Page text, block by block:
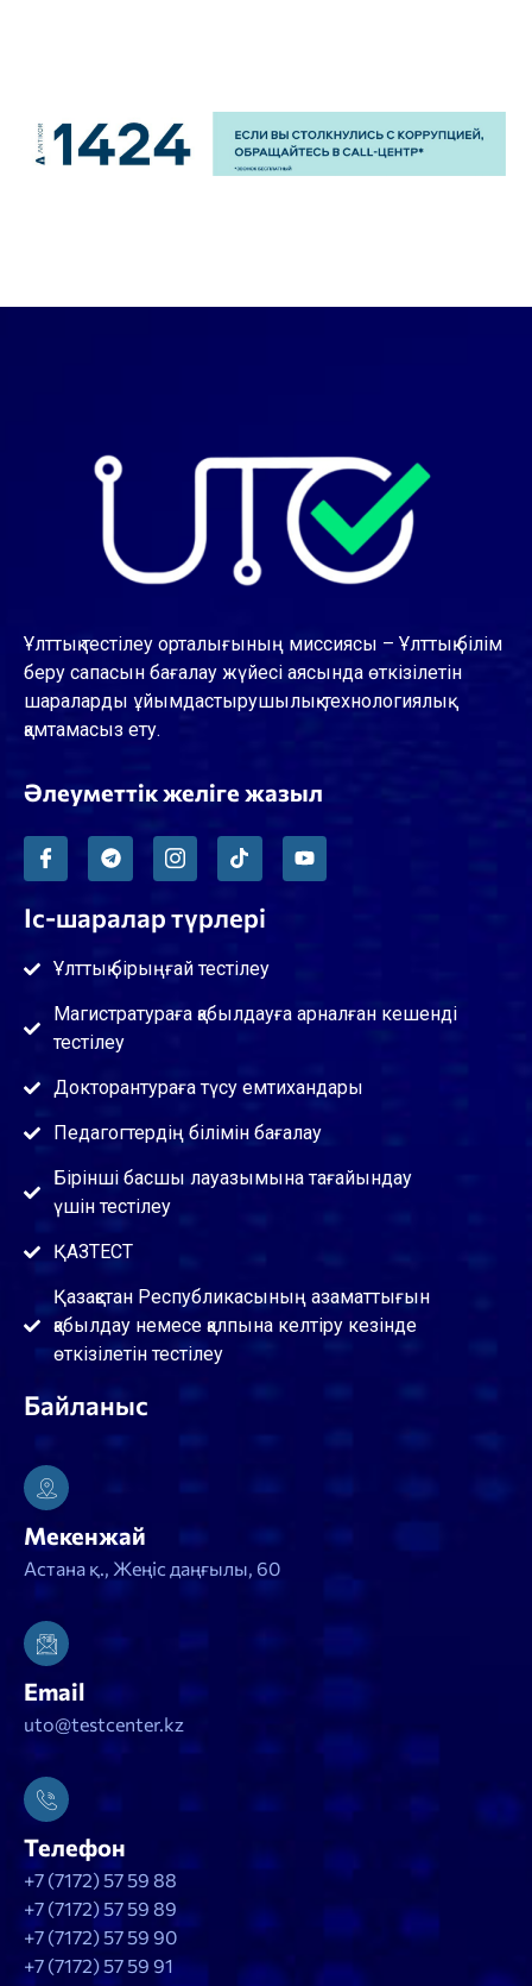
Ұлттық тестілеу орталығының миссиясы – Ұлттық білім
беру сапасын бағалау жүйесі аясында өткізілетін
шараларды ұйымдастырушылық-технологиялық
қамтамасыз ету.
Әлеуметтік желіге жазыл
Іс-шаралар түрлері
Ұлттық бірыңғай тестілеу
Магистратураға қабылдауға арналған кешенді
тестілеу
Докторантураға түсу емтихандары
Педагогтердің білімін бағалау
Бірінші басшы лауазымына тағайындау
үшін тестілеу
ҚАЗТЕСТ
Қазақстан Республикасының азаматтығын
қабылдау немесе қалпына келтіру кезінде
өткізілетін тестілеу
Байланыс
Мекенжай
Астана қ., Жеңіс даңғылы, 60
Email
uto@testcenter.kz
Телефон
+7 (7172) 57 59 88
+7 (7172) 57 59 89
+7 (7172) 57 59 90
+7 (7172) 57 59 91